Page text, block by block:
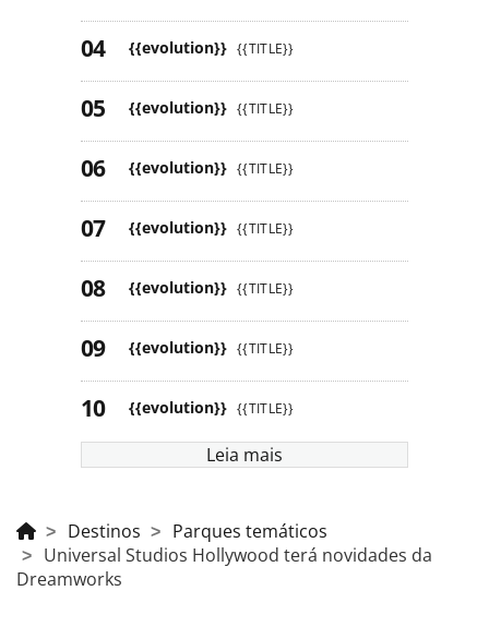
{{evolution}} {{TITLE}}
{{evolution}} {{TITLE}}
{{evolution}} {{TITLE}}
{{evolution}} {{TITLE}}
{{evolution}} {{TITLE}}
{{evolution}} {{TITLE}}
{{evolution}} {{TITLE}}
Leia mais
Destinos
Parques temáticos
Universal Studios Hollywood terá novidades da
Dreamworks